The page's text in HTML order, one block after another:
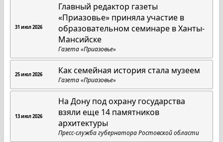
31 июл 2026
Главный редактор газеты
«Приазовье» приняла участие в
образовательном семинаре в Ханты-
Мансийске
Газета «Приазовье»
25 июл 2026 Как семейная история стала музеем
Газета «Приазовье»
13 июл 2026
На Дону под охрану государства
взяли еще 14 памятников
архитектуры
Пресс-служба губернатора Ростовской области